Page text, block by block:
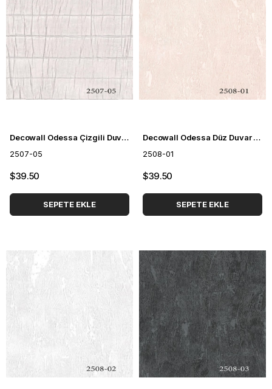
Decowall Odessa Çizgili Duvar Kağıdı 2507-05
2507-05
$39.50
SEPETE EKLE
Decowall Odessa Düz Duvar Kağıdı 2508-01
2508-01
$39.50
SEPETE EKLE